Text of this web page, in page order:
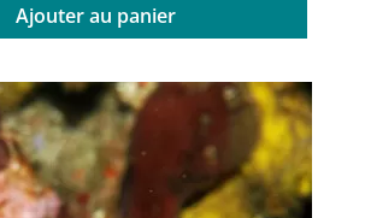
Ajouter au panier